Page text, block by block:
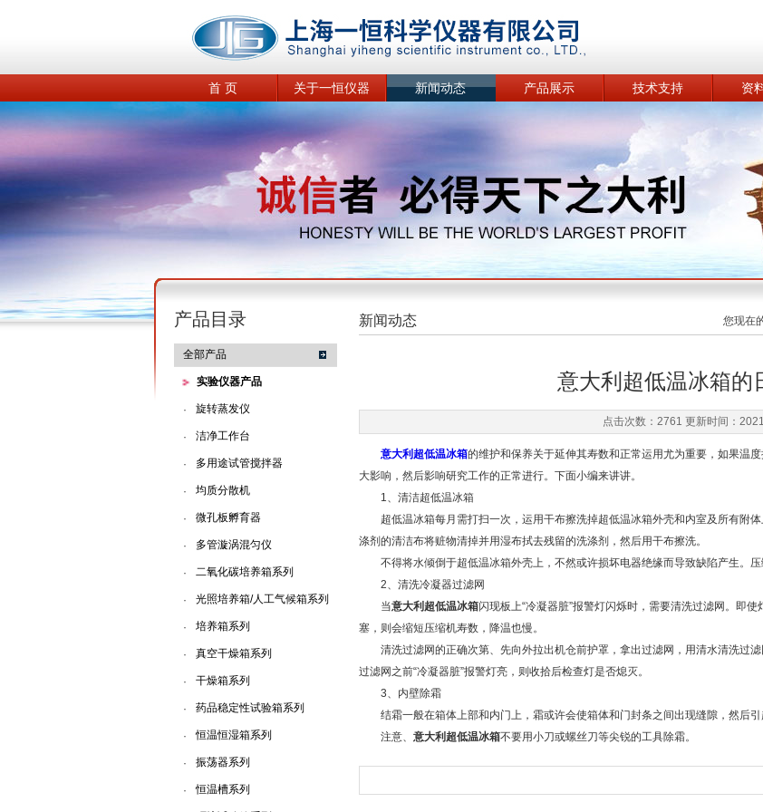
首 页 关于一恒仪器 新闻动态 产品展示 技术支持 资
产品目录
全部产品
实验仪器产品
· 旋转蒸发仪
· 洁净工作台
· 多用途试管搅拌器
· 均质分散机
· 微孔板孵育器
· 多管漩涡混匀仪
· 二氧化碳培养箱系列
· 光照培养箱/人工气候箱系列
· 培养箱系列
· 真空干燥箱系列
· 干燥箱系列
· 药品稳定性试验箱系列
· 恒温恒湿箱系列
· 振荡器系列
· 恒温槽系列
新闻动态 您现在
意大利超低温冰箱的
点击次数：2761 更新时间：
意大利超低温冰箱的维护和保养关于延伸其寿数和正常运用尤为重要，如果温
大影响，然后影响研究工作的正常进行。下面小编来讲讲。
1、清洁超低温冰箱
超低温冰箱每月需打扫一次，运用干布擦洗掉超低温冰箱外壳和内室及所有附
涤剂的清洁布将赃物清掉并用湿布拭去残留的洗涤剂，然后用干布擦洗。
不得将水倾倒于超低温冰箱外壳上，不然或许损坏电器绝缘而导致缺陷产生。压
2、清洗冷凝器过滤网
当意大利超低温冰箱闪现板上“冷凝器脏”报警灯闪烁时，需要清洗过滤网。即
塞，则会缩短压缩机寿数，降温也慢。
清洗过滤网的正确次第、先向外拉出机仓前护罩，拿出过滤网，用清水清洗过
过滤网之前“冷凝器脏”报警灯亮，则收拾后检查灯是否熄灭。
3、内壁除霜
结霜一般在箱体上部和内门上，霜或许会使箱体和门封条之间出现缝隙，然后引
注意、 意大利超低温冰箱不要用小刀或螺丝刀等尖锐的工具除霜。